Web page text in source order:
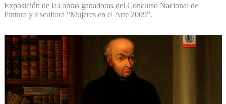
Exposición de las obras ganadoras del Concurso Nacional de
Pintura y Escultura “Mujeres en el Arte 2009”.